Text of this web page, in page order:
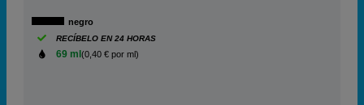
negro
RECÍBELO EN 24 HORAS
69 ml (0,40 € por ml)